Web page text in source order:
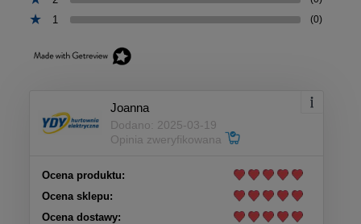
1 (0)
Joanna
Dodano: 2025-03-19
Opinia zweryfikowana
Ocena produktu:
Ocena sklepu:
Ocena dostawy: